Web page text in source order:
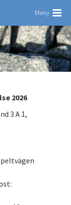
Meny
2026
3 A 1,